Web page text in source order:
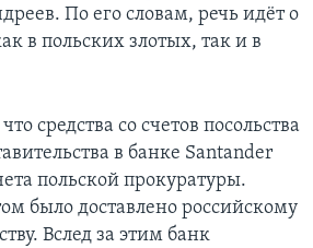
По его словам, речь идёт о
в польских злотых, так и в
средства со счетов посольства
в банке Santander
польской прокуратуры.
было доставлено российскому
Вслед за этим банк